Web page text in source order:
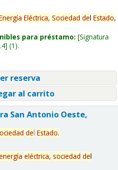
Eléctrica, Sociedad del Estado,
para préstamo: Signatura
(1).
reserva
al carrito
San Antonio Oeste,
del Estado.
eléctrica, sociedad del